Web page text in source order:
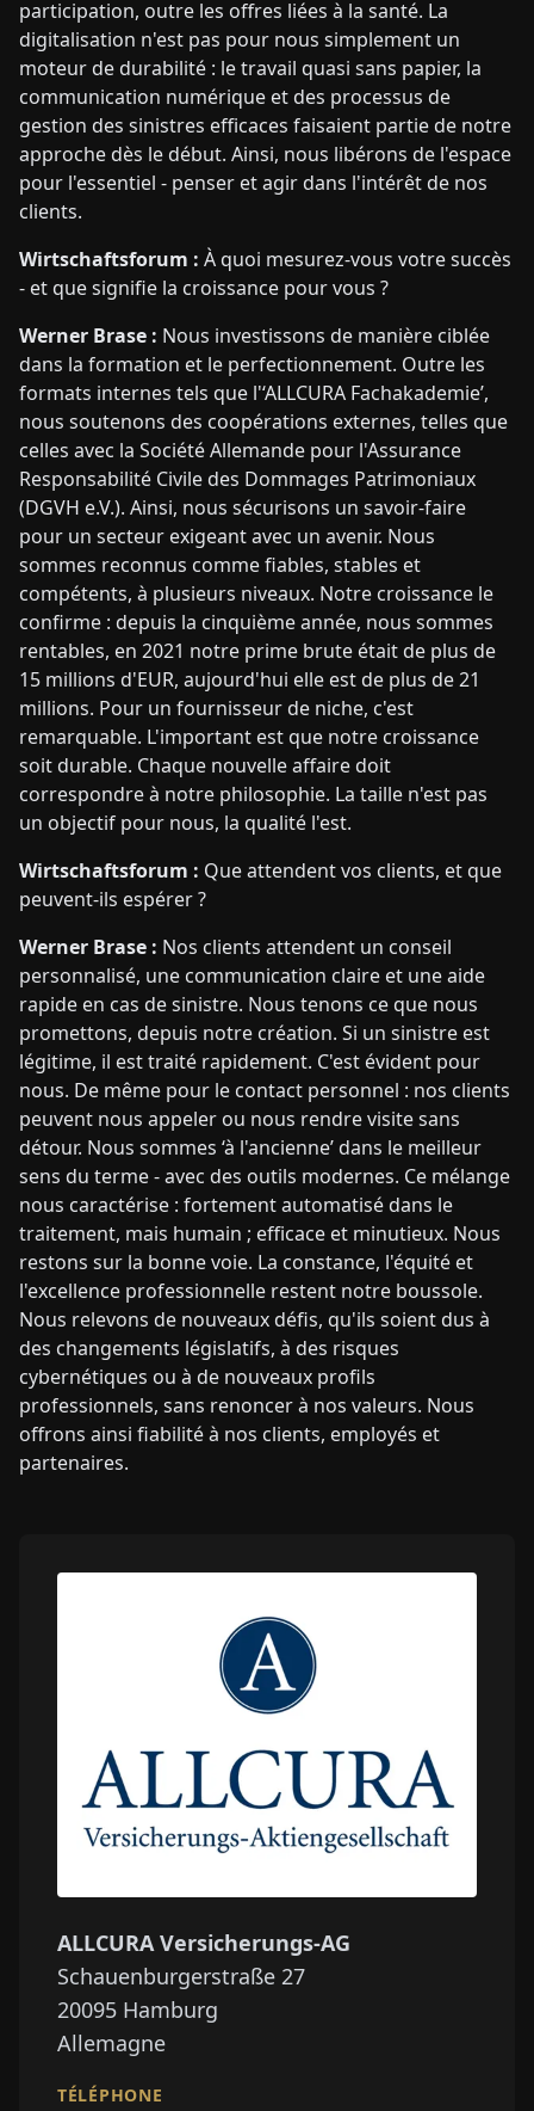
participation, outre les offres liées à la santé. La
digitalisation n'est pas pour nous simplement un
moteur de durabilité : le travail quasi sans papier, la
communication numérique et des processus de
gestion des sinistres efficaces faisaient partie de notre
approche dès le début. Ainsi, nous libérons de l'espace
pour l'essentiel - penser et agir dans l'intérêt de nos
clients.
Wirtschaftsforum : À quoi mesurez-vous votre succès
- et que signifie la croissance pour vous ?
Werner Brase : Nous investissons de manière ciblée
dans la formation et le perfectionnement. Outre les
formats internes tels que l'‘ALLCURA Fachakademie’,
nous soutenons des coopérations externes, telles que
celles avec la Société Allemande pour l'Assurance
Responsabilité Civile des Dommages Patrimoniaux
(DGVH e.V.). Ainsi, nous sécurisons un savoir-faire
pour un secteur exigeant avec un avenir. Nous
sommes reconnus comme fiables, stables et
compétents, à plusieurs niveaux. Notre croissance le
confirme : depuis la cinquième année, nous sommes
rentables, en 2021 notre prime brute était de plus de
15 millions d'EUR, aujourd'hui elle est de plus de 21
millions. Pour un fournisseur de niche, c'est
remarquable. L'important est que notre croissance
soit durable. Chaque nouvelle affaire doit
correspondre à notre philosophie. La taille n'est pas
un objectif pour nous, la qualité l'est.
Wirtschaftsforum : Que attendent vos clients, et que
peuvent-ils espérer ?
Werner Brase : Nos clients attendent un conseil
personnalisé, une communication claire et une aide
rapide en cas de sinistre. Nous tenons ce que nous
promettons, depuis notre création. Si un sinistre est
légitime, il est traité rapidement. C'est évident pour
nous. De même pour le contact personnel : nos clients
peuvent nous appeler ou nous rendre visite sans
détour. Nous sommes ‘à l'ancienne’ dans le meilleur
sens du terme - avec des outils modernes. Ce mélange
nous caractérise : fortement automatisé dans le
traitement, mais humain ; efficace et minutieux. Nous
restons sur la bonne voie. La constance, l'équité et
l'excellence professionnelle restent notre boussole.
Nous relevons de nouveaux défis, qu'ils soient dus à
des changements législatifs, à des risques
cybernétiques ou à de nouveaux profils
professionnels, sans renoncer à nos valeurs. Nous
offrons ainsi fiabilité à nos clients, employés et
partenaires.
ALLCURA Versicherungs-AG
Schauenburgerstraße 27
20095 Hamburg
Allemagne
TÉLÉPHONE